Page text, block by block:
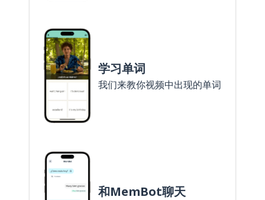
学习单词
我们来教你视频中出现的单词
和MemBot聊天